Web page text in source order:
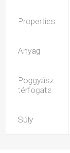
Properties
Anyag
Poggyász
térfogata
Súly